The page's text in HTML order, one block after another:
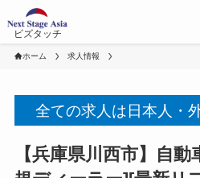
ビズタッチ
ホーム 求人情報
全ての求人は日本人・
【兵庫県川西市】自